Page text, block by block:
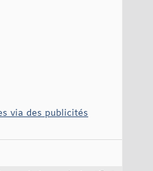
via des publicités